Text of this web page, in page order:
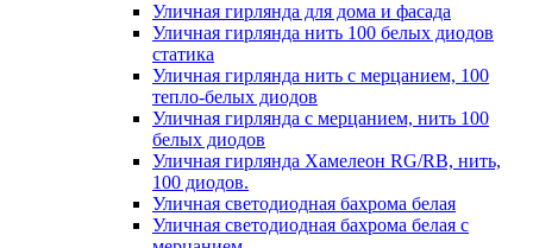
Уличная гирлянда для дома и фасада
Уличная гирлянда нить 100 белых диодов
статика
Уличная гирлянда нить с мерцанием, 100
тепло-белых диодов
Уличная гирлянда с мерцанием, нить 100
белых диодов
Уличная гирлянда Хамелеон RG/RB, нить,
100 диодов.
Уличная светодиодная бахрома белая
Уличная светодиодная бахрома белая с